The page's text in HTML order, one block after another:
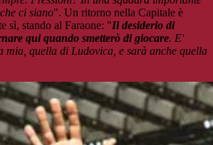
ci siano". Un ritorno nella Capitale è
sì, stando al Faraone: "Il desiderio di
qui quando smetterò di giocare. E'
mia, quella di Ludovica, e sarà anche quella